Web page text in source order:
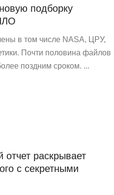
подборку
в том числе NASA, ЦРУ,
Почти половина файлов
поздним сроком. ...
раскрывает
с секретными